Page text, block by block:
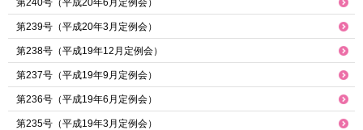
第240号（平成20年6月定例会）
第239号（平成20年3月定例会）
第238号（平成19年12月定例会）
第237号（平成19年9月定例会）
第236号（平成19年6月定例会）
第235号（平成19年3月定例会）